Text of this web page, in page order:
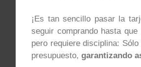
¡Es tan sencillo pasar la
seguir comprando hasta que
pero requiere disciplina: Sólo
presupuesto, garantizando